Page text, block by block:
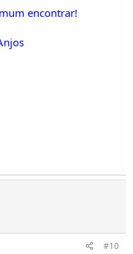
encontrar!
#10